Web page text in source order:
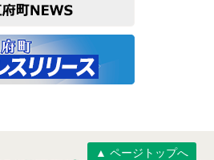
▲ ページトップへ